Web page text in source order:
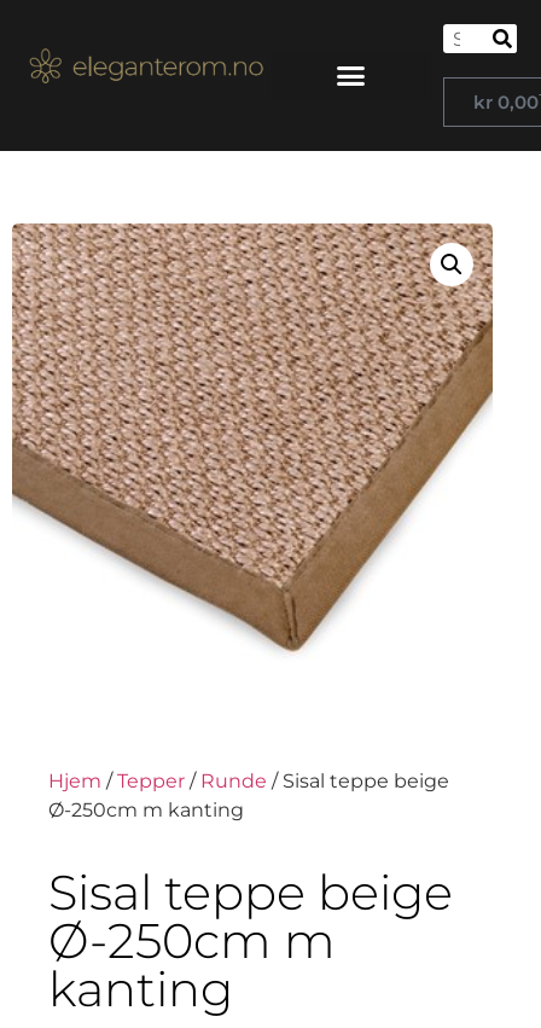
kr0,00
Hjem /Tepper / Runde / Sisal teppe beige
Ø-250cm m kanting
Sisal teppe beige
Ø-250cm m
kanting